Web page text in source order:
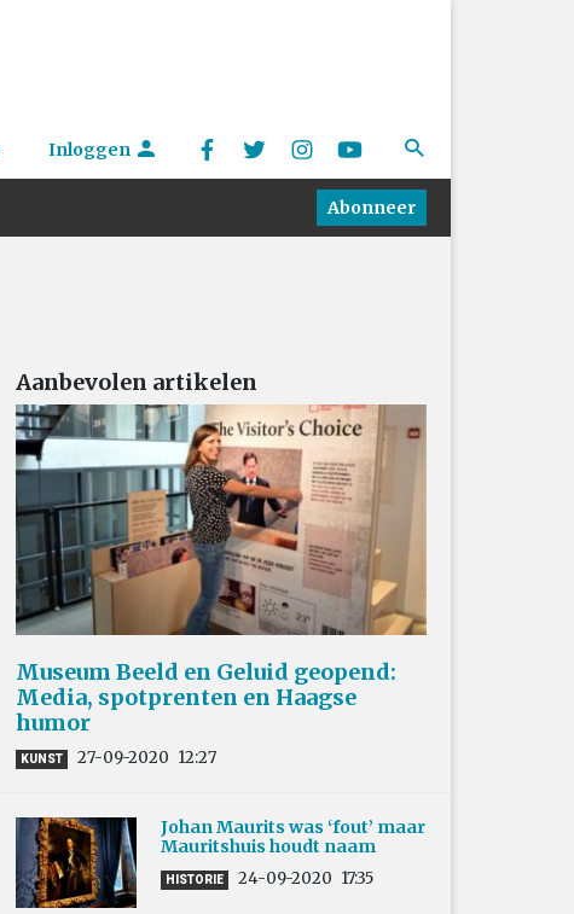
Inloggen
Abonneer
Aanbevolen artikelen
Museum Beeld en Geluid geopend:
Media, spotprenten en Haagse
humor
KUNST 27-09-2020 12:27
Johan Maurits was ‘fout’ maar
Mauritshuis houdt naam
HISTORIE 24-09-2020 17:35